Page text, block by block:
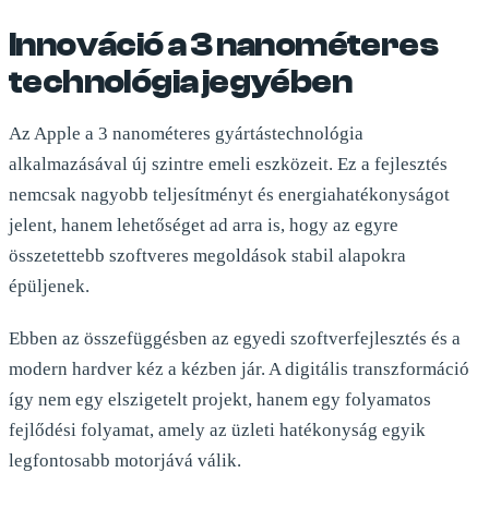
Innováció a 3 nanométeres
technológia jegyében
Az Apple a 3 nanométeres gyártástechnológia
alkalmazásával új szintre emeli eszközeit. Ez a fejlesztés
nemcsak nagyobb teljesítményt és energiahatékonyságot
jelent, hanem lehetőséget ad arra is, hogy az egyre
összetettebb szoftveres megoldások stabil alapokra
épüljenek.
Ebben az összefüggésben az egyedi szoftverfejlesztés és a
modern hardver kéz a kézben jár. A digitális transzformáció
így nem egy elszigetelt projekt, hanem egy folyamatos
fejlődési folyamat, amely az üzleti hatékonyság egyik
legfontosabb motorjává válik.